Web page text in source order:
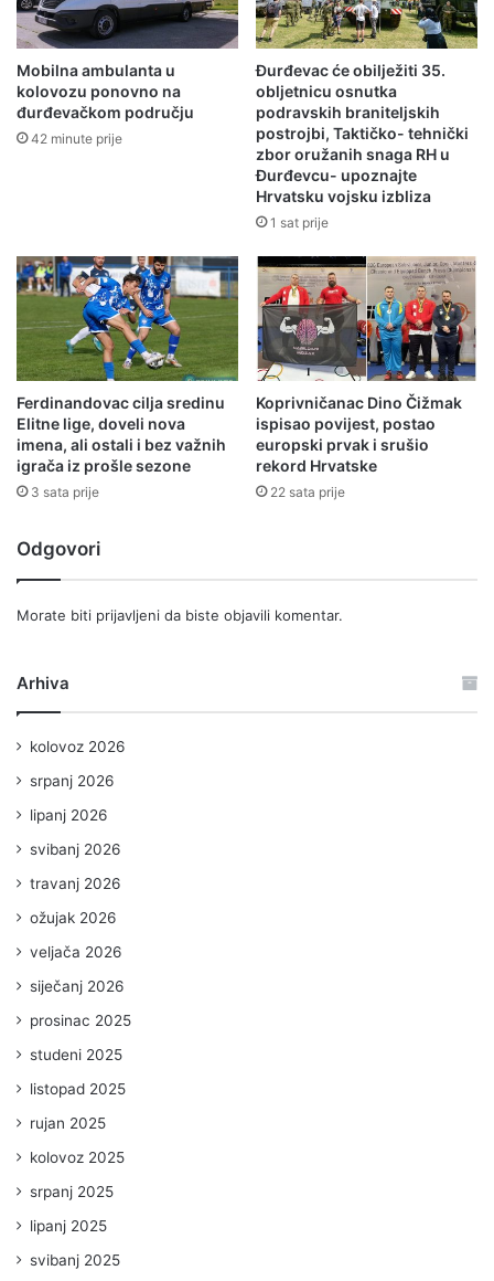
Mobilna ambulanta u
kolovozu ponovno na
đurđevačkom području
42 minute prije
Đurđevac će obilježiti 35.
obljetnicu osnutka
podravskih braniteljskih
postrojbi, Taktičko- tehnički
zbor oružanih snaga RH u
Đurđevcu- upoznajte
Hrvatsku vojsku izbliza
1 sat prije
Ferdinandovac cilja sredinu
Elitne lige, doveli nova
imena, ali ostali i bez važnih
igrača iz prošle sezone
3 sata prije
Koprivničanac Dino Čižmak
ispisao povijest, postao
europski prvak i srušio
rekord Hrvatske
22 sata prije
Odgovori
Morate biti prijavljeni da biste objavili komentar.
Arhiva
kolovoz 2026
srpanj 2026
lipanj 2026
svibanj 2026
travanj 2026
ožujak 2026
veljača 2026
siječanj 2026
prosinac 2025
studeni 2025
listopad 2025
rujan 2025
kolovoz 2025
srpanj 2025
lipanj 2025
svibanj 2025